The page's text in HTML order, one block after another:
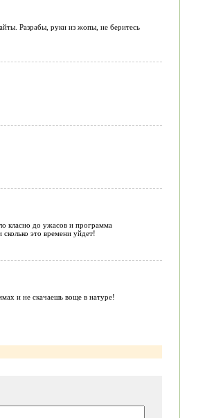
Разрабы, руки из жопы, не беритесь
класно до ужасов и программа
это времени уйдет!
и не скачаешь воще в натуре!